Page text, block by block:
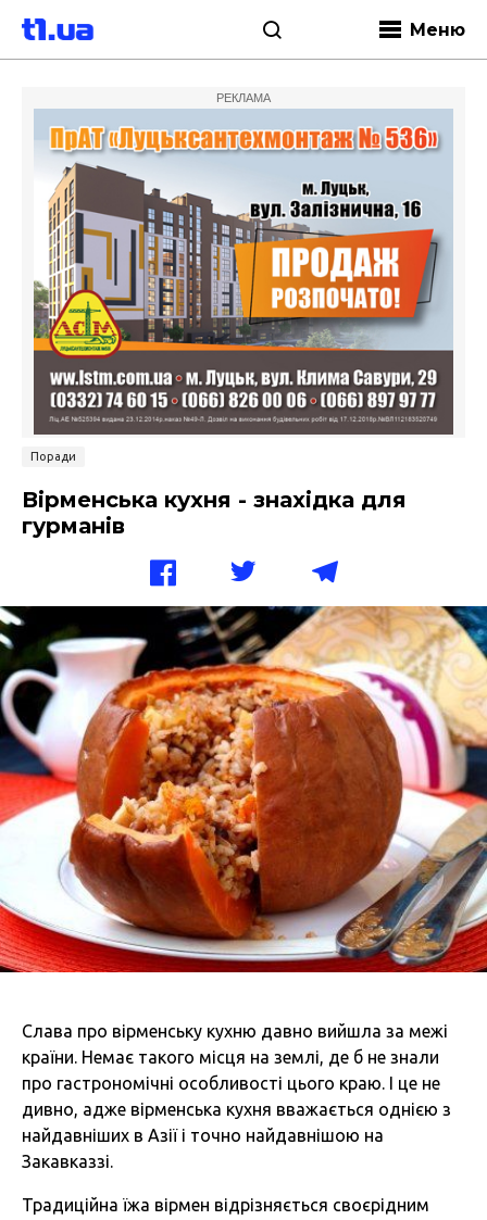
Меню
РЕКЛАМА
Поради
Вірменська кухня - знахідка для
гурманів
Слава про вірменську кухню давно вийшла за межі
країни. Немає такого місця на землі, де б не знали
про гастрономічні особливості цього краю. І це не
дивно, адже вірменська кухня вважається однією з
найдавніших в Азії і точно найдавнішою на
Закавказзі.
Традиційна їжа вірмен відрізняється своєрідним